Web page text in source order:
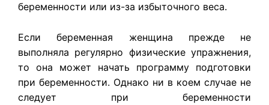
беременности или из-за избыточного веса.
Если беременная женщина прежде не
выполняла регулярно физические упражнения,
то она может начать программу подготовки
при беременности. Однако ни в коем случае не
следует при беременности